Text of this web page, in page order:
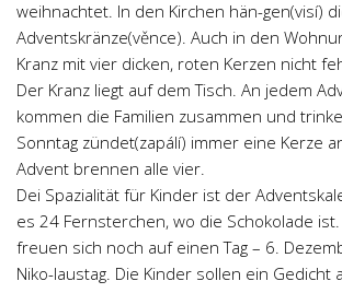
Zeměpis
Novinky
weihnachtet. In den Kirchen hän-gen(visí)
Adventskränze(věnce). Auch in den
Kranz mit vier dicken, roten Kerzen nicht
Der Kranz liegt auf dem Tisch. An jedem
kommen die Familien zusammen und
Sonntag zündet(zapálí) immer eine Kerze
Advent brennen alle vier.
Dei Spazialität für Kinder ist der
es 24 Fernsterchen, wo die Schokolade
freuen sich noch auf einen Tag – 6.
Niko-laustag. Die Kinder sollen ein Gedicht